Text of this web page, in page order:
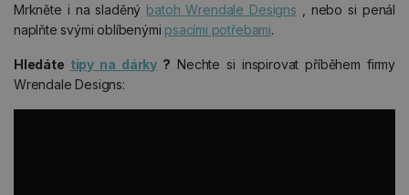
Mrkněte i na sladěný batoh Wrendale Designs , nebo si penál
naplňte svými oblíbenými psacími potřebami.
Hledáte tipy na dárky ? Nechte si inspirovat příběhem firmy
Wrendale Designs: